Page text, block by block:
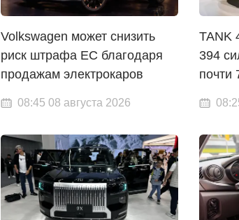
Volkswagen может снизить
риск штрафа ЕС благодаря
продажам электрокаров
08:45 08 августа 2026
TANK
394
почти